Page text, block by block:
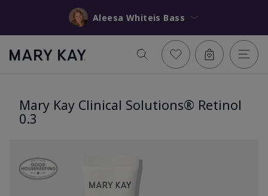
Aleesa Whiteis Bass
Mary Kay Clinical Solutions® Retinol
0.3